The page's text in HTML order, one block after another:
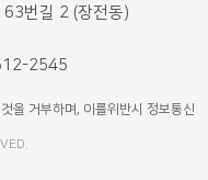
번길 2 (장전동)
2545
을 거부하며, 이를위반시 정보통신